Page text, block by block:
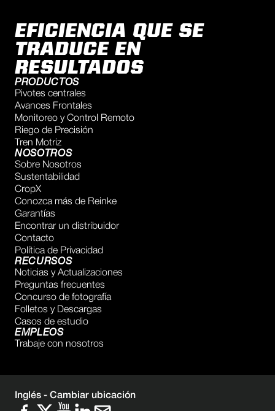
EFICIENCIA QUE SE
TRADUCE EN
RESULTADOS
PRODUCTOS
Pivotes centrales
Avances Frontales
Monitoreo y Control Remoto
Riego de Precisión
Tren Motriz
NOSOTROS
Sobre Nosotros
Sustentabilidad
CropX
Conozca más de Reinke
Garantías
Encontrar un distribuidor
Contacto
Política de Privacidad
RECURSOS
Noticias y Actualizaciones
Preguntas frecuentes
Concurso de fotografía
Folletos y Descargas
Casos de estudio
EMPLEOS
Trabaje con nosotros
Inglés - Cambiar ubicación